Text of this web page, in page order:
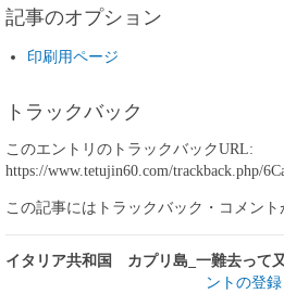
記事のオプション
印刷用ページ
トラックバック
このエントリのトラックバックURL:
https://www.tetujin60.com/trackback.php/
この記事にはトラックバック・コメント
イタリア共和国 カプリ島_一難去って
ントの登録